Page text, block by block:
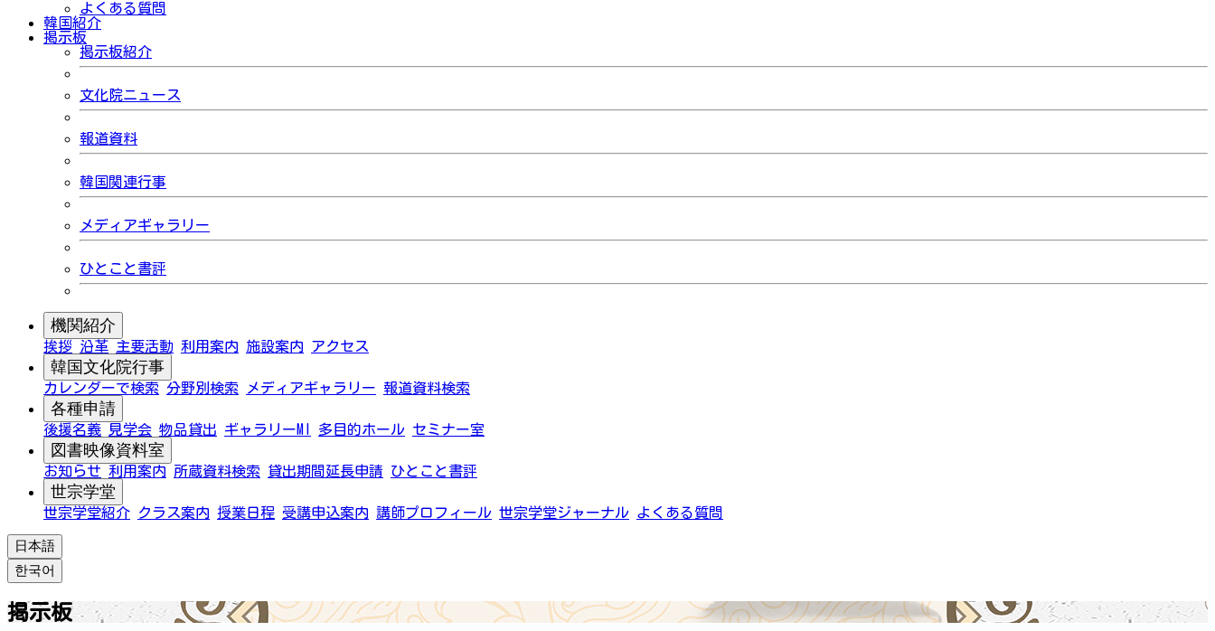
よくある質問
韓国紹介
掲示板
掲示板紹介
文化院ニュース
報道資料
韓国関連行事
メディアギャラリー
ひとこと書評
機関紹介
挨拶 沿革 主要活動 利用案内 施設案内 アクセス
韓国文化院行事
カレンダーで検索 分野別検索 メディアギャラリー 報道資料検索
各種申請
後援名義 見学会 物品貸出 ギャラリーMI 多目的ホール セミナー室
図書映像資料室
お知らせ 利用案内 所蔵資料検索 貸出期間延長申請 ひとこと書評
世宗学堂
世宗学堂紹介 クラス案内 授業日程 受講申込案内 講師プロフィール 世宗学堂ジャーナル よくある質問
日本語
한국어
掲示板